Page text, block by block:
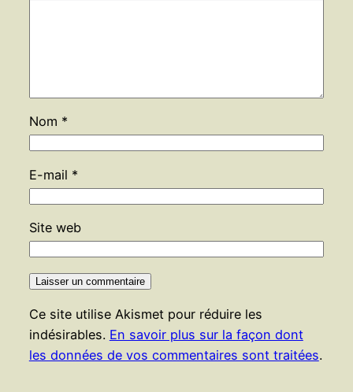
Nom *
E-mail *
Site web
Ce site utilise Akismet pour réduire les
indésirables. En savoir plus sur la façon dont
les données de vos commentaires sont traitées.